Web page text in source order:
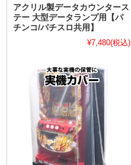
アクリル製データカウンタース
テー 大型データランプ用【パ
チンコ/パチスロ共用】
¥7,480(税込)